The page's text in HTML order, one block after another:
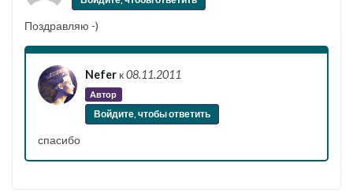
Поздравляю -)
Nefer к08.11.2011
Автор
Войдите, чтобы ответить
спасибо